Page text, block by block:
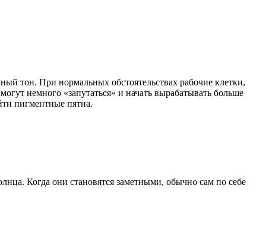
тон. При нормальных обстоятельствах рабочие клетки,
немного «запутаться» и начать вырабатывать больше
пигментные пятна.
Когда они становятся заметными, обычно сам по себе